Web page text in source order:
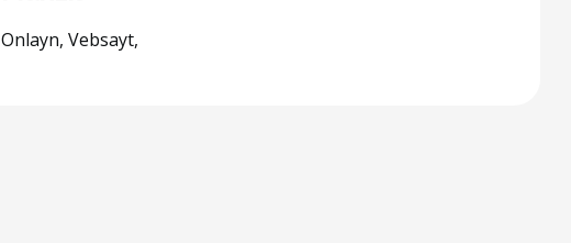
Onlayn, Vebsayt,